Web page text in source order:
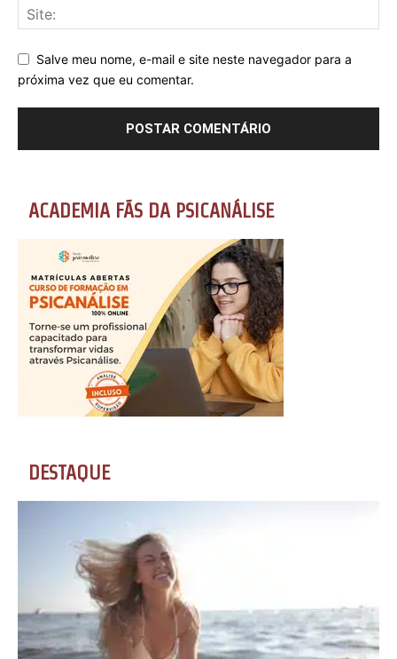
Salve meu nome, e-mail e site neste navegador para a
próxima vez que eu comentar.
ACADEMIA FÃS DA PSICANÁLISE
DESTAQUE